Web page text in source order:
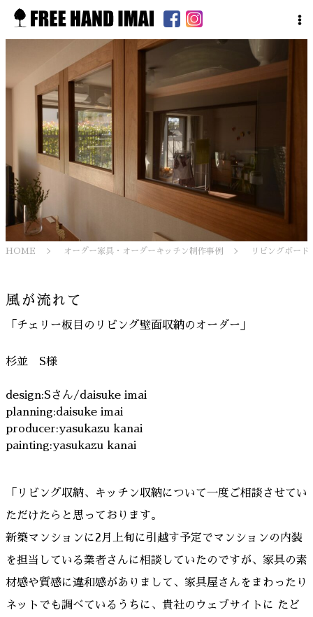
HOME オーダー家具・オーダーキッチン制作事例 リビングボー
風が流れて
「チェリー板目のリビング壁面収納のオーダー」
杉並 S様
design:Sさん/daisuke imai
planning:daisuke imai
producer:yasukazu kanai
painting:yasukazu kanai
「リビング収納、キッチン収納について一度ご相談させてい
ただけたらと思っております。
新築マンションに2月上旬に引越す予定でマンションの内装
を担当している業者さんに相談していたのですが、家具の素
材感や質感に違和感がありまして、家具屋さんをまわったり
ネットでも調べているうちに、貴社のウェブサイトに たど